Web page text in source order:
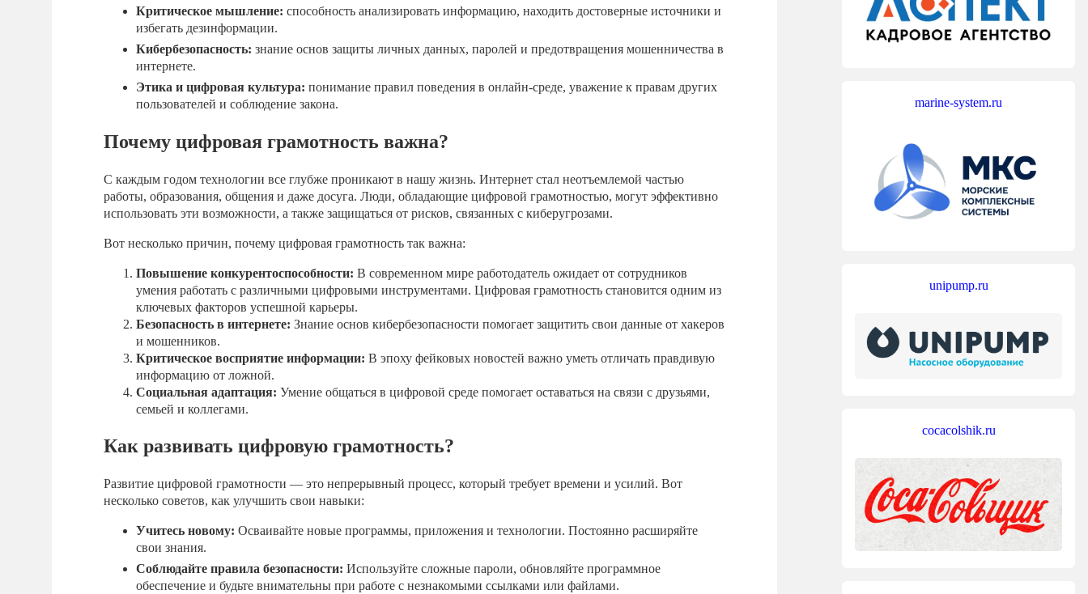
Критическое мышление: способность анализировать информацию, находить достоверные источники и
избегать дезинформации.
Кибербезопасность: знание основ защиты личных данных, паролей и предотвращения мошенничества в
интернете.
Этика и цифровая культура: понимание правил поведения в онлайн-среде, уважение к правам других
пользователей и соблюдение закона.
Почему цифровая грамотность важна?
С каждым годом технологии все глубже проникают в нашу жизнь. Интернет стал неотъемлемой частью
работы, образования, общения и даже досуга. Люди, обладающие цифровой грамотностью, могут эффективно
использовать эти возможности, а также защищаться от рисков, связанных с киберугрозами.
Вот несколько причин, почему цифровая грамотность так важна:
Повышение конкурентоспособности: В современном мире работодатель ожидает от сотрудников
умения работать с различными цифровыми инструментами. Цифровая грамотность становится одним из
ключевых факторов успешной карьеры.
Безопасность в интернете: Знание основ кибербезопасности помогает защитить свои данные от хакеров
и мошенников.
Критическое восприятие информации: В эпоху фейковых новостей важно уметь отличать правдивую
информацию от ложной.
Социальная адаптация: Умение общаться в цифровой среде помогает оставаться на связи с друзьями,
семьей и коллегами.
Как развивать цифровую грамотность?
Развитие цифровой грамотности — это непрерывный процесс, который требует времени и усилий. Вот
несколько советов, как улучшить свои навыки:
Учитесь новому: Осваивайте новые программы, приложения и технологии. Постоянно расширяйте
свои знания.
Соблюдайте правила безопасности: Используйте сложные пароли, обновляйте программное
обеспечение и будьте внимательны при работе с незнакомыми ссылками или файлами.
marine-system.ru
unipump.ru
cocacolshik.ru